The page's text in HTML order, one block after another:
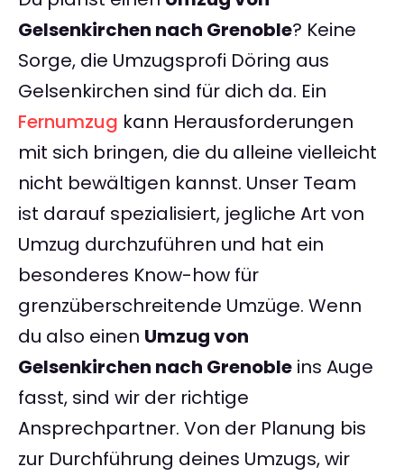
Gelsenkirchen nach Grenoble? Keine
Sorge, die Umzugsprofi Döring aus
Gelsenkirchen sind für dich da. Ein
Fernumzug kann Herausforderungen
mit sich bringen, die du alleine vielleicht
nicht bewältigen kannst. Unser Team
ist darauf spezialisiert, jegliche Art von
Umzug durchzuführen und hat ein
besonderes Know-how für
grenzüberschreitende Umzüge. Wenn
du also einen Umzug von
Gelsenkirchen nach Grenoble ins Auge
fasst, sind wir der richtige
Ansprechpartner. Von der Planung bis
zur Durchführung deines Umzugs, wir